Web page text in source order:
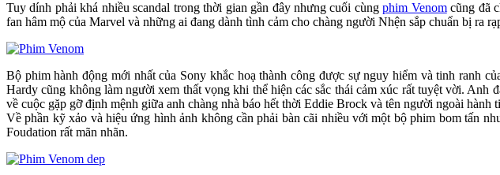
Tuy dính phải khá nhiều scandal trong thời gian gần đây nhưng cuối cùngphim Venomcũng đã
fan hâm mộ của Marvel và những ai đang dành tình cảm cho chàng người Nhện sắp chuẩn bị ra
Bộ phim hành động mới nhất của Sony khắc hoạ thành công được sự nguy hiểm và tinh ranh
Hardy cũng không làm người xem thất vọng khi thể hiện các sắc thái cảm xúc rất tuyệt vời.
về cuộc gặp gỡ định mệnh giữa anh chàng nhà báo hết thời Eddie Brock và tên người ngoài hành
Về phần kỹ xảo và hiệu ứng hình ảnh không cần phải bàn cãi nhiều với một bộ phim bom tấn
Foudation rất mãn nhãn.